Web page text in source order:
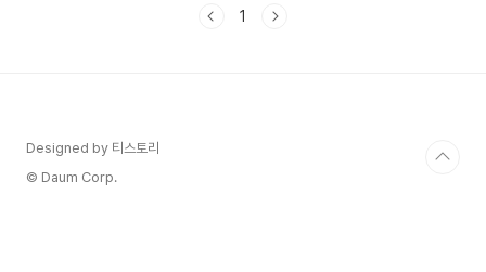
목별로 따져봐야 할 조건들이 꽤 까다롭습니다. 오늘은 맞벌이 부부 연말정산
1
Designed by 티스토리
© Daum Corp.